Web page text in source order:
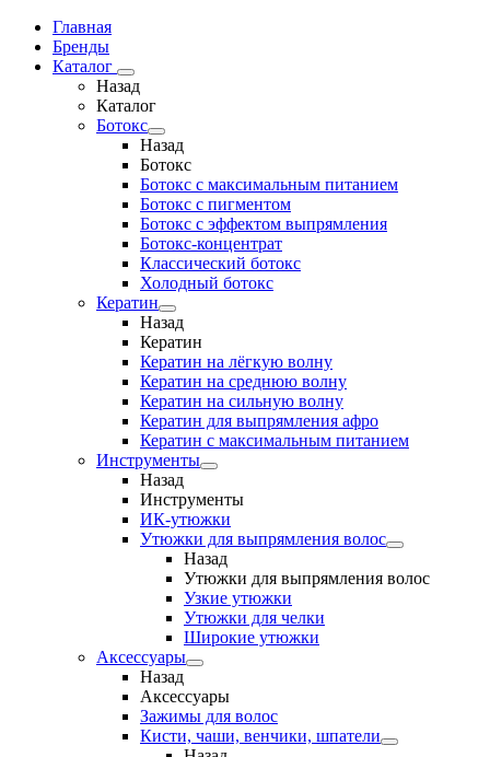
Главная
Бренды
Каталог
Назад
Каталог
Ботокс
Назад
Ботокс
Ботокс с максимальным питанием
Ботокс с пигментом
Ботокс с эффектом выпрямления
Ботокс-концентрат
Классический ботокс
Холодный ботокс
Кератин
Назад
Кератин
Кератин на лёгкую волну
Кератин на среднюю волну
Кератин на сильную волну
Кератин для выпрямления афро
Кератин с максимальным питанием
Инструменты
Назад
Инструменты
ИК-утюжки
Утюжки для выпрямления волос
Назад
Утюжки для выпрямления волос
Узкие утюжки
Утюжки для челки
Широкие утюжки
Аксессуары
Назад
Аксессуары
Зажимы для волос
Кисти, чаши, венчики, шпатели